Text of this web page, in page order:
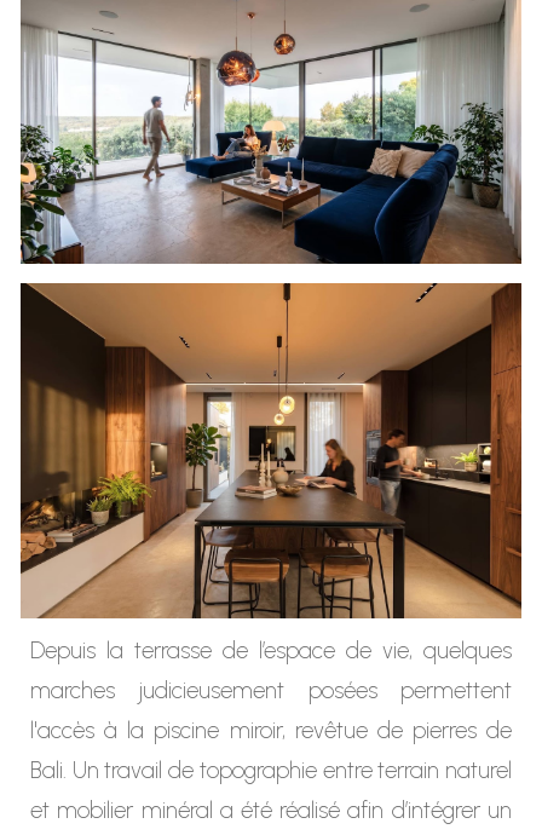
Depuis la terrasse de l’espace de vie, quelques
marches judicieusement posées permettent
l'accès à la piscine miroir, revêtue de pierres de
Bali. Un travail de topographie entre terrain naturel
et mobilier minéral a été réalisé afin d’intégrer un